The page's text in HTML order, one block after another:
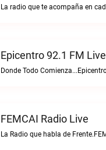
Epicentro 92.1 FM Live
Donde Todo
FEMCAI Radio Live
La Radio que habla de